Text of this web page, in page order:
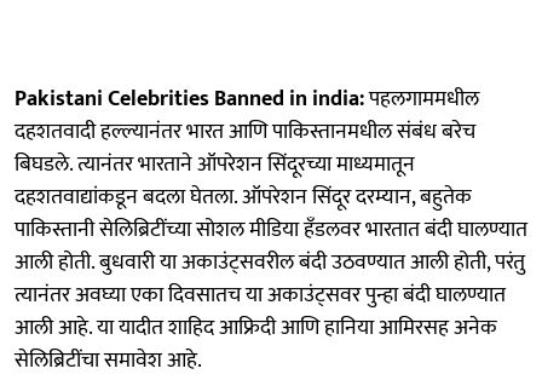
Pakistani Celebrities Banned in india:पहलगाममधील
दहशतवादी हल्ल्यानंतर भारत आणि पाकिस्तानमधील संबंध बरेच
बिघडले. त्यानंतर भारताने ऑपरेशन सिंदूरच्या माध्यमातून
दहशतवाद्यांकडून बदला घेतला. ऑपरेशन सिंदूर दरम्यान, बहुतेक
पाकिस्तानी सेलिब्रिटींच्या सोशल मीडिया हँडलवर भारतात बंदी घालण्यात
आली होती. बुधवारी या अकाउंट्सवरील बंदी उठवण्यात आली होती, परंतु
त्यानंतर अवघ्या एका दिवसातच या अकाउंट्सवर पुन्हा बंदी घालण्यात
आली आहे. या यादीत शाहिद आफ्रिदी आणि हानिया आमिरसह अनेक
सेलिब्रिटींचा समावेश आहे.